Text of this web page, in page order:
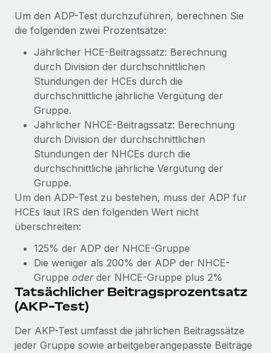
Um den ADP-Test durchzuführen, berechnen Sie
die folgenden zwei Prozentsätze:
Jährlicher HCE-Beitragssatz: Berechnung
durch Division der durchschnittlichen
Stundungen der HCEs durch die
durchschnittliche jährliche Vergütung der
Gruppe.
Jährlicher NHCE-Beitragssatz: Berechnung
durch Division der durchschnittlichen
Stundungen der NHCEs durch die
durchschnittliche jährliche Vergütung der
Gruppe.
Um den ADP-Test zu bestehen, muss der ADP für
HCEs laut IRS den folgenden Wert nicht
überschreiten:
125% der ADP der NHCE-Gruppe
Die weniger als 200% der ADP der NHCE-
Gruppe oderder NHCE-Gruppe plus 2%
Tatsächlicher Beitragsprozentsatz
(AKP-Test)
Der AKP-Test umfasst die jährlichen Beitragssätze
jeder Gruppe sowie arbeitgeberangepasste Beiträge